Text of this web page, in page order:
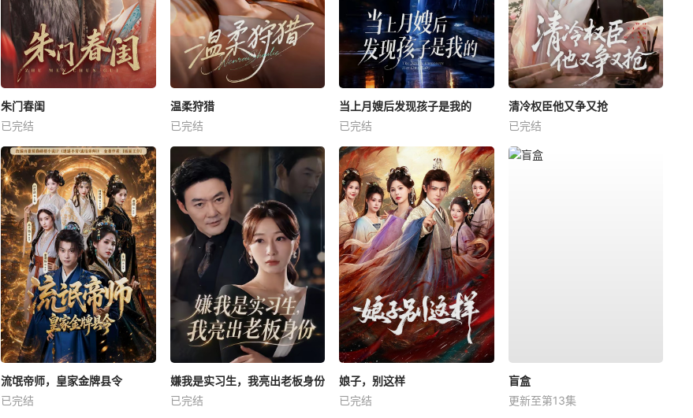
朱门春闺
已完结
温柔狩猎
已完结
当上月嫂后发现孩子是我的
已完结
清冷权臣他又争又抢
已完结
流氓帝师，皇家金牌县令
已完结
嫌我是实习生，我亮出老板身份
已完结
娘子，别这样
已完结
盲盒
更新至第13集